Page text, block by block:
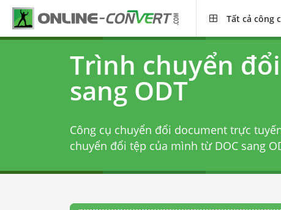
Tất cả công
Trình chuyển đổi
sang ODT
Công cụ chuyển đổi document trực
chuyển đổi tệp của mình từ DOC sang